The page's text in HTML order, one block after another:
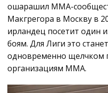
ошарашил ММА-
Макгрегора в Москву в
ирландец посетит один
боям. Для Лиги это
одновременно щелчком
организациям ММА.
Видеоплеер